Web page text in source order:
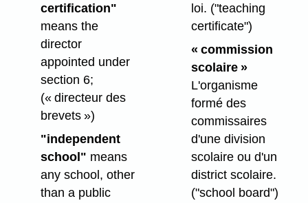
certification"
means the
director
appointed under
section 6;
(« directeur des
brevets »)
"independent
school" means
any school, other
than a public
loi. ("teaching
certificate")
« commission
scolaire »
L'organisme
formé des
commissaires
d'une division
scolaire ou d'un
district scolaire.
("school board")